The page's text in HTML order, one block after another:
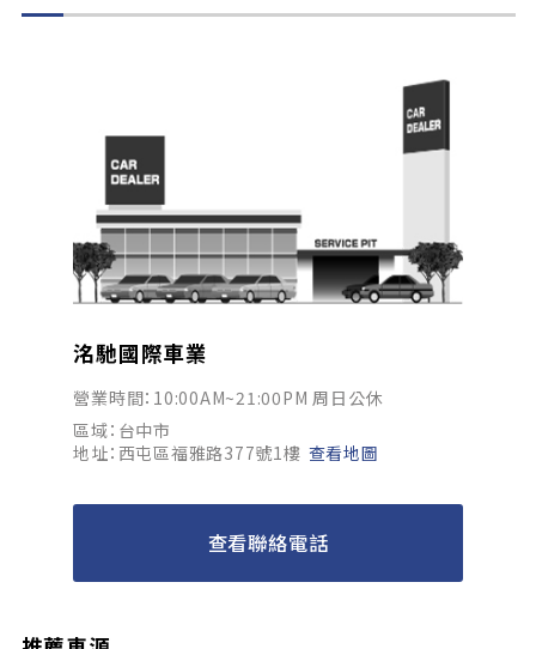
洺馳國際車業
營業時間：10:00AM~21:00PM 周日公休
區域：台中市
地址：西屯區福雅路377號1樓 查看地圖
查看聯絡電話